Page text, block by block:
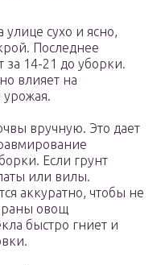
сухо и ясно,
Последнее
за 14-21 до уборки.
влияет на
вручную. Это дает
Если грунт
или вилы.
аккуратно, чтобы не
раны овощ
быстро гниет и